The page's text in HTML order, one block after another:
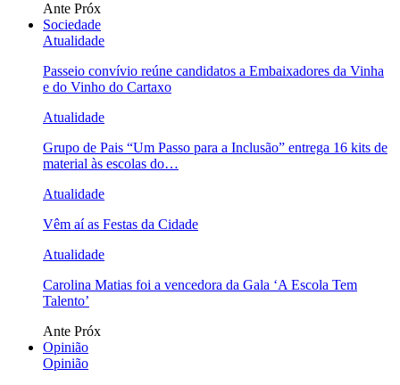
Ante Próx
Sociedade
Atualidade
Passeio convívio reúne candidatos a Embaixadores da Vinha
e do Vinho do Cartaxo
Atualidade
Grupo de Pais “Um Passo para a Inclusão” entrega 16 kits de
material às escolas do…
Atualidade
Vêm aí as Festas da Cidade
Atualidade
Carolina Matias foi a vencedora da Gala ‘A Escola Tem
Talento’
Ante Próx
Opinião
Opinião